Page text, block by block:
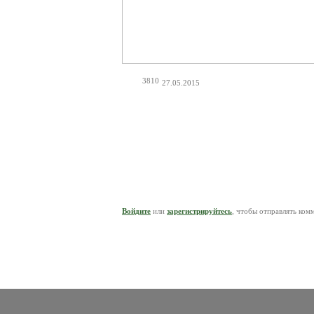
3810 27.05.2015
Войдите или зарегистрируйтесь , чтобы отправлять